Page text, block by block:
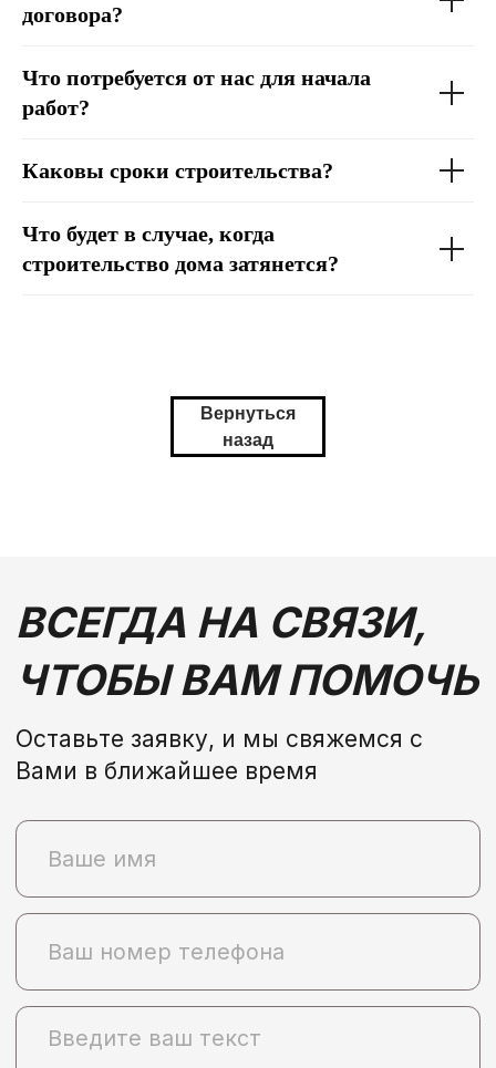
договора?
Что потребуется от нас для начала
работ?
Каковы сроки строительства?
Что будет в случае, когда
строительство дома затянется?
Вернуться
назад